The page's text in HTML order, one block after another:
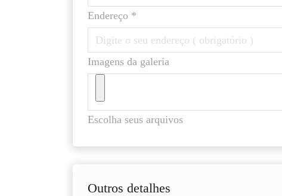
Endereço *
Imagens da galeria
Escolha seus arquivos
Outros detalhes